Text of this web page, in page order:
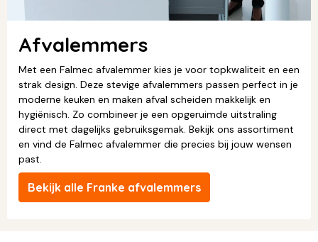
Afvalemmers
Met een Falmec afvalemmer kies je voor topkwaliteit en een
strak design. Deze stevige afvalemmers passen perfect in je
moderne keuken en maken afval scheiden makkelijk en
hygiënisch. Zo combineer je een opgeruimde uitstraling
direct met dagelijks gebruiksgemak. Bekijk ons assortiment
en vind de Falmec afvalemmer die precies bij jouw wensen
past.
Bekijk alle Franke afvalemmers